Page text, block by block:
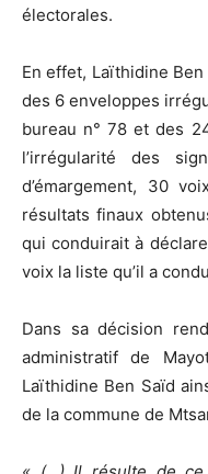
électorales.
En effet, Laïthidine
des 6 enveloppes
bureau n° 78 et des
l’irrégularité des
d’émargement, 30
résultats finaux
qui conduirait à
voix la liste qu’il a
Dans sa décision
administratif de
Laïthidine Ben Saïd
de la commune de